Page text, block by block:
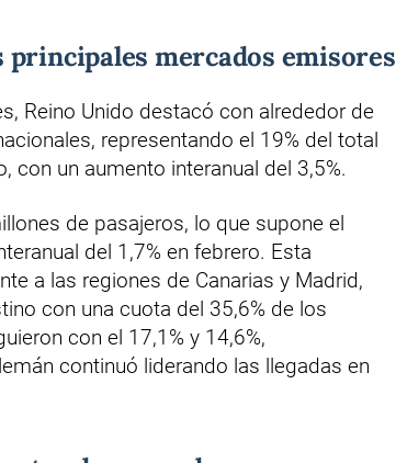
mercados emisores
Reino Unido destacó con alrededor de
representando el 19% del total
con un aumento interanual del 3,5%.
de pasajeros, lo que supone el
del 1,7% en febrero. Esta
a las regiones de Canarias y Madrid,
con una cuota del 35,6% de los
con el 17,1% y 14,6%,
continuó liderando las llegadas en